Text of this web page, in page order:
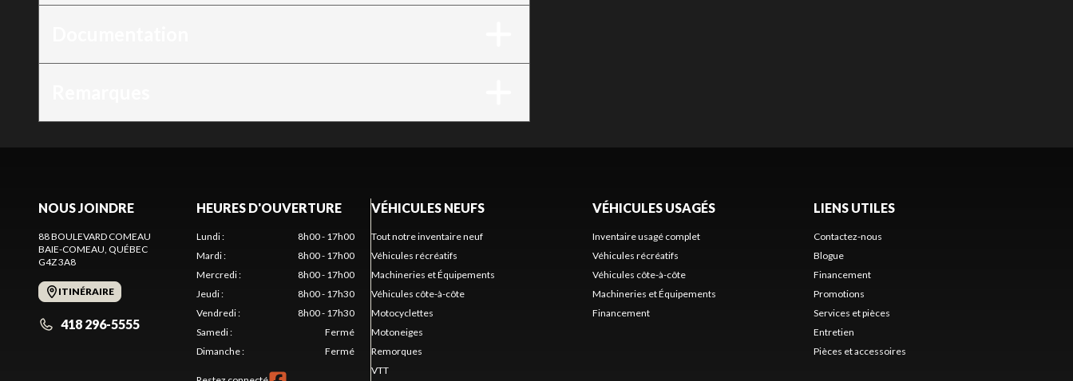
NOUS JOINDRE
88 BOULEVARD COMEAU
BAIE-COMEAU , QUÉBEC
G4Z 3A8
ITINÉRAIRE
418 296-5555
HEURES D'OUVERTURE
Lundi:
8h00 - 17h00
Mardi:
8h00 - 17h00
Mercredi:
8h00 - 17h00
Jeudi:
8h00 - 17h30
Vendredi:
8h00 - 17h30
Samedi:
Fermé
Dimanche: Fermé
VÉHICULES NEUFS
Tout notre inventaire neuf
Véhicules récréatifs
Machineries et Équipements
Véhicules côte-à-côte
Motocyclettes
Motoneiges
Remorques
VTT
VÉHICULES USAGÉS
Inventaire usagé complet
Véhicules récréatifs
Véhicules côte-à-côte
Machineries et Équipements
Financement
LIENS UTILES
Contactez-nous
Blogue
Financement
Promotions
Services et pièces
Entretien
Pièces et accessoires